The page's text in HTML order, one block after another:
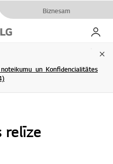
Biznesam
Mans
un Konfidencialitātes
relīze